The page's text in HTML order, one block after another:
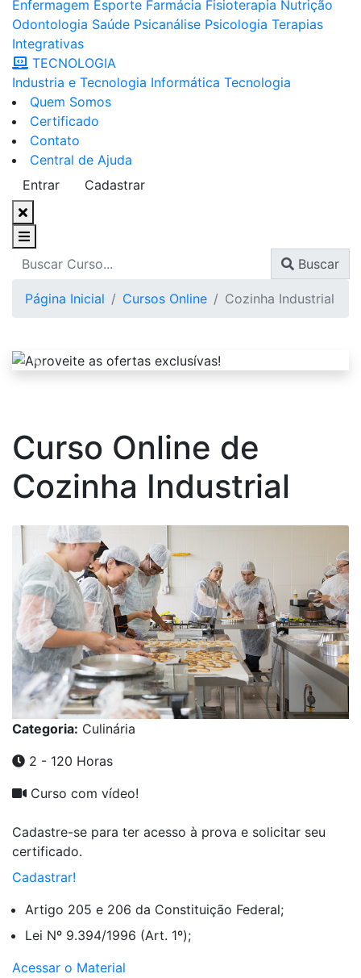
Enfermagem Esporte Farmácia Fisioterapia Nutrição
Odontologia Saúde Psicanálise Psicologia Terapias
Integrativas
TECNOLOGIA
Industria e Tecnologia Informática Tecnologia
Quem Somos
Certificado
Contato
Central de Ajuda
Entrar
Cadastrar
Buscar
Página Inicial Cursos Online Cozinha Industrial
Curso Online de
Cozinha Industrial
Categoria: Culinária
2 - 120 Horas
Curso com vídeo!
Cadastre-se para ter acesso à prova e solicitar seu
certificado.
Cadastrar!
Artigo 205 e 206 da Constituição Federal;
Lei Nº 9.394/1996 (Art. 1º);
Acessar o Material